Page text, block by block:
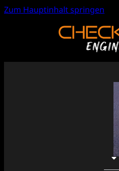
Zum Hauptinhalt springen